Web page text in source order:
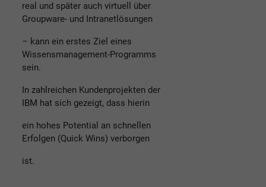
real und später auch virtuell über
Groupware- und Intranetlösungen
– kann ein erstes Ziel eines
Wissensmanagement-Programms
sein.
In zahlreichen Kundenprojekten der
IBM hat sich gezeigt, dass hierin
ein hohes Potential an schnellen
Erfolgen (Quick Wins) verborgen
ist.